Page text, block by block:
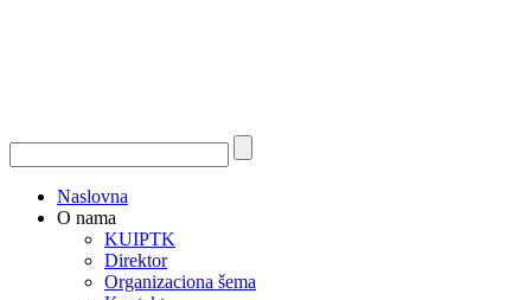
Naslovna
O nama
KUIPTK
Direktor
Organizaciona šema